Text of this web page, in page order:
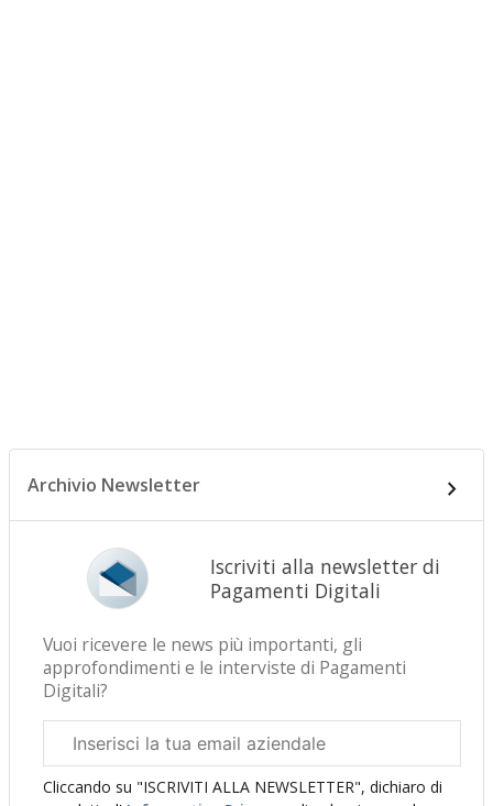
Archivio Newsletter
Iscriviti alla newsletter di
Pagamenti Digitali
Vuoi ricevere le news più importanti, gli
approfondimenti e le interviste di Pagamenti
Digitali?
aziendale
Cliccando su "ISCRIVITI ALLA NEWSLETTER", dichiaro di